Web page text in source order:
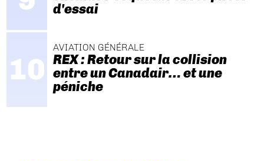
d'essai
AVIATION GÉNÉRALE
REX : Retour sur la collision
entre un Canadair… et une
péniche